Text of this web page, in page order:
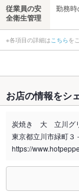
従業員の安
全衛生管理
勤務
※各項目の詳細は こちらを
禁煙・喫煙
全席禁
喫煙専用室 あり
合わせください。
お席
お店の情報をシ
炭焼き 大 立川グ
東京都立川市緑町
https://